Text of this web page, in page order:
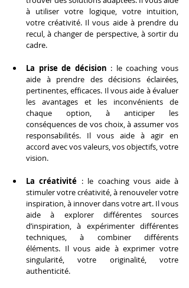
à utiliser votre logique, votre intuition,
votre créativité. Il vous aide à prendre du
recul, à changer de perspective, à sortir du
cadre.
La prise de décision : le coaching vous
aide à prendre des décisions éclairées,
pertinentes, efficaces. Il vous aide à évaluer
les avantages et les inconvénients de
chaque option, à anticiper les
conséquences de vos choix, à assumer vos
responsabilités. Il vous aide à agir en
accord avec vos valeurs, vos objectifs, votre
vision.
La créativité : le coaching vous aide à
stimuler votre créativité, à renouveler votre
inspiration, à innover dans votre art. Il vous
aide à explorer différentes sources
d’inspiration, à expérimenter différentes
techniques, à combiner différents
éléments. Il vous aide à exprimer votre
singularité, votre originalité, votre
authenticité.